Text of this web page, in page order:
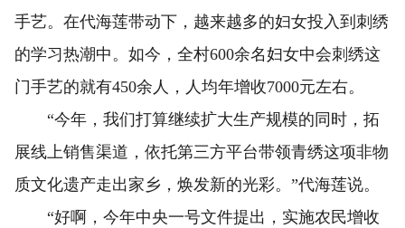
手艺。在代海莲带动下，越来越多的妇女投入到刺绣
的学习热潮中。如今，全村600余名妇女中会刺绣这
门手艺的就有450余人，人均年增收7000元左右。
“今年，我们打算继续扩大生产规模的同时，拓
展线上销售渠道，依托第三方平台带领青绣这项非物
质文化遗产走出家乡，焕发新的光彩。”代海莲说。
“好啊，今年中央一号文件提出，实施农民增收